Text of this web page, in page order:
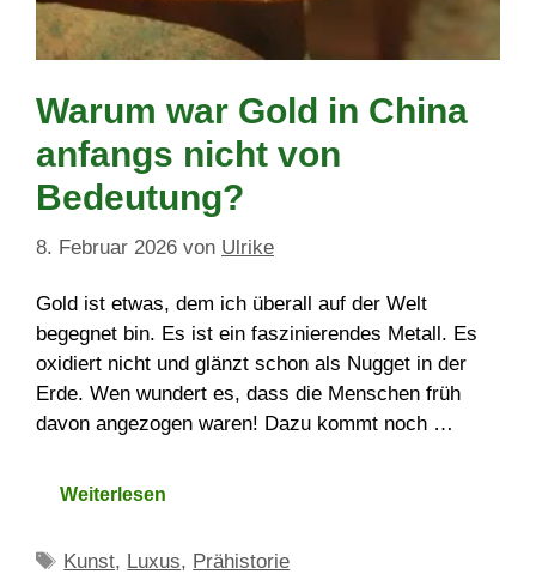
Warum war Gold in China
anfangs nicht von
Bedeutung?
8. Februar 2026 von Ulrike
Gold ist etwas, dem ich überall auf der Welt
begegnet bin. Es ist ein faszinierendes Metall. Es
oxidiert nicht und glänzt schon als Nugget in der
Erde. Wen wundert es, dass die Menschen früh
davon angezogen waren! Dazu kommt noch …
Weiterlesen
Schlagwörter
Kunst, Luxus, Prähistorie